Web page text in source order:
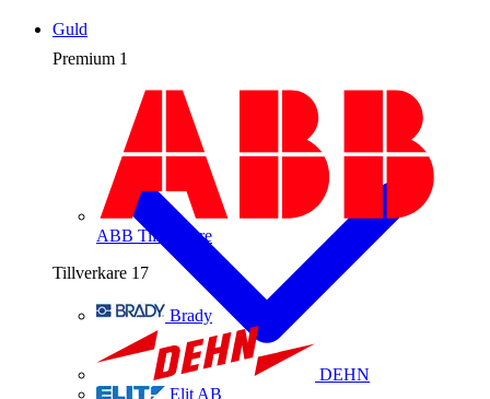
Premium 1
ABB Tillverkare
Tillverkare 17
Brady
DEHN
Elit AB
Guld